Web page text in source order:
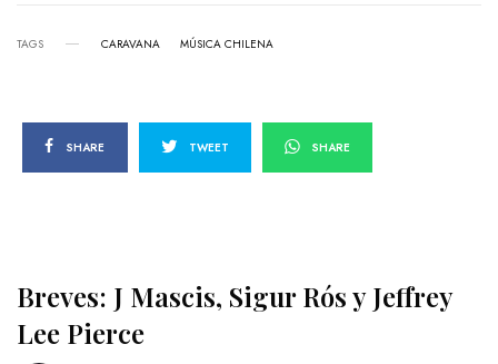
TAGS CARAVANA MÚSICA CHILENA
SHARE TWEET SHARE
Breves: J Mascis, Sigur Rós y Jeffrey
Lee Pierce